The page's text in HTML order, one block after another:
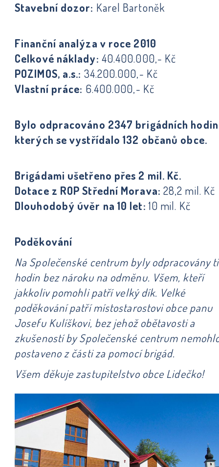
Stavební dozor: Karel Bartoněk
Finanční analýza v roce 2010
Celkové náklady: 40.400.000,- Kč
POZIMOS, a.s.: 34.200.000,- Kč
Vlastní práce: 6.400.000,- Kč
Bylo odpracováno 2347 brigádních
kterých se vystřídalo 132 občanů obce.
Brigádami ušetřeno přes 2 mil. Kč.
Dotace z ROP Střední Morava: 28,2 mil. Kč
Dlouhodobý úvěr na 10 let: 10 mil. Kč
Poděkování
Na Společenské centrum byly odpracovány
hodin bez nároku na odměnu. Všem, kteří
jakkoliv pomohli patří velký dík. Velké
poděkování patří místostarostovi obce panu
Josefu Kulíškovi, bez jehož obětavosti a
zkušeností by Společenské centrum
postaveno z části za pomocí brigád.
Všem děkuje zastupitelstvo obce Lidečko!